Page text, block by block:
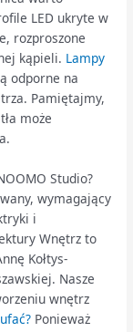
LED ukryte w
rozproszone
kąpieli. Lampy
odporne na
Pamiętajmy,
może
Studio?
wymagający
i
Wnętrz to
Kołtys-
Nasze
wnętrz
Ponieważ